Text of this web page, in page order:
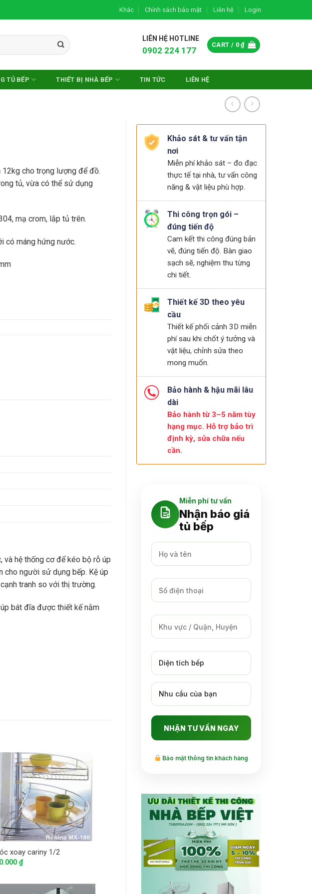
Khác Chính sách bảo mật Liên hệ Login
LIÊN HỆ HOTLINE
0902 224 177
CART / 0₫
TỦ BẾP THIẾT BỊ NHÀ BẾP TIN TỨC LIÊN HỆ
Khảo sát & tư vấn tận
nơi
Miễn phí khảo sát – đo đạc
thực tế tại nhà, tư vấn công
năng & vật liệu phù hợp.
Thi công trọn gói –
đúng tiến độ
Cam kết thi công đúng bản
vẽ, đúng tiến độ. Bàn giao
sạch sẽ, nghiệm thu từng
chi tiết.
Thiết kế 3D theo yêu
cầu
Thiết kế phối cảnh 3D miễn
phí sau khi chốt ý tưởng và
vật liệu, chỉnh sửa theo
mong muốn.
Bảo hành & hậu mãi lâu
dài
Bảo hành từ 3–5 năm tùy
hạng mục. Hỗ trợ bảo trì
định kỳ, sửa chữa nếu
cần.
Miễn phí tư vấn
Nhận báo giá
tủ bếp
Bảo mật thông tin khách hàng
cho trọng lượng để đồ.
tủ, vừa có thể sử dụng
mạ crom, lắp tủ trên.
có máng hứng nước.
hệ thống cơ để kéo bộ rỗ úp
cho người sử dụng bếp. Kệ úp
tranh so với thị trường.
bát đĩa được thiết kế nằm
xoay cariny 1/2
₫